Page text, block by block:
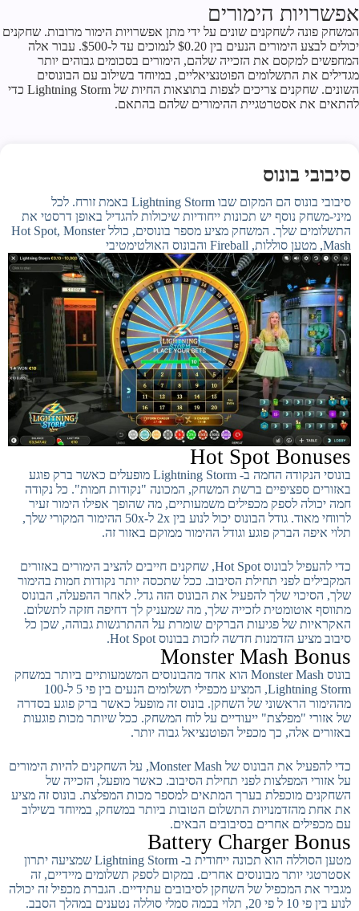
אפשרויות הימורים
המשחק פונה לשחקנים שונים על ידי מתן אפשרויות הימור מרובות. שחקנים
יכולים לבצע הימורים הנעים בין $0.20 לנמוכים עד ל-$500. עבור אלה
המחפשים למקסם את הזכייה שלהם, הימורים בסכומים גבוהים יותר
מגדילים את התשלומים הפוטנציאליים, במיוחד בשילוב עם הבונוסים
השונים. שחקנים צריכים לצפות בתוצאות החיות של Lightning Storm כדי
להתאים את אסטרטגיית ההימורים שלהם בהתאם.
סיבובי בונוס
סיבובי בונוס הם המקום שבו Lightning Storm באמת זורח. לכל
מיני-משחק נוסף יש תכונות ייחודיות שיכולות להגדיל באופן דרסטי את
התשלומים שלך. המשחק מציע מספר בונוסים, כולל Hot Spot, Monster
Mash, מטען סוללות, Fireball והבונוס האולטימטיבי
Hot Spot Bonuses
בונוסי הנקודה החמה ב- Lightning Storm מופעלים כאשר ברק פוגע
באזורים ספציפיים ברשת המשחק, המכונה "נקודות חמות". כל נקודה
חמה יכולה לספק מכפילים משמעותיים, מה שהופך אפילו הימור זעיר
לרווחי מאוד. גודל הבונוס יכול לנוע בין 2x ל-50x ההימור המקורי שלך,
תלוי איפה הברק פוגע וגודל ההימור ממוקם באזור זה.
כדי להעפיל לבונוס Hot Spot, שחקנים חייבים להציב הימורים באזורים
המקבילים לפני תחילת הסיבוב. ככל שתכסה יותר נקודות חמות בהימור
שלך, הסיכוי שלך להפעיל את הבונוס הזה גדל. לאחר ההפעלה, הבונוס
מתווסף אוטומטית לזכייה שלך, מה שמעניק לך דחיפה חזקה לתשלום.
האקראיות של פגיעות הברקים שומרת על ההתרגשות גבוהה, שכן כל
סיבוב מציע הזדמנות חדשה לזכות בבונוס Hot Spot.
Monster Mash Bonus
בונוס Monster Mash הוא אחד מהבונוסים המשמעותיים ביותר במשחק
Lightning Storm, המציע מכפילי תשלומים הנעים בין פי 5 ל-100
מההימור הראשוני של השחקן. בונוס זה מופעל כאשר ברק פוגע בסדרה
של אזורי "מפלצת" ייעודיים על לוח המשחק. ככל שיותר מכות פוגעות
באזורים אלה, כך מכפיל הפוטנציאל גבוה יותר.
כדי להפעיל את הבונוס של Monster Mash, על השחקנים להיות הימורים
על אזורי המפלצות לפני תחילת הסיבוב. כאשר מופעל, הזכייה של
השחקנים מוכפלת בערך המתאים למספר מכות המפלצת. בונוס זה מציע
את אחת מהזדמנויות התשלום הטובות ביותר במשחק, במיוחד בשילוב
עם מכפילים אחרים בסיבובים הבאים.
Battery Charger Bonus
מטען הסוללה הוא תכונה ייחודית ב- Lightning Storm שמציעה יתרון
אסטרטגי יותר מבונוסים אחרים. במקום לספק תשלומים מיידיים, זה
מגביר את המכפיל של השחקן לסיבובים עתידיים. הגברת מכפיל זה יכולה
לנוע בין פי 10 ל פי 20, תלוי בכמה סמלי סוללה נטענים במהלך הסבב.